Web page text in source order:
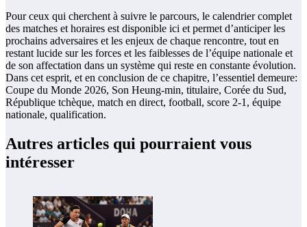
Pour ceux qui cherchent à suivre le parcours, le calendrier complet
des matches et horaires est disponible ici et permet d’anticiper les
prochains adversaires et les enjeux de chaque rencontre, tout en
restant lucide sur les forces et les faiblesses de l’équipe nationale et
de son affectation dans un système qui reste en constante évolution.
Dans cet esprit, et en conclusion de ce chapitre, l’essentiel demeure:
Coupe du Monde 2026, Son Heung-min, titulaire, Corée du Sud,
République tchèque, match en direct, football, score 2-1, équipe
nationale, qualification.
Autres articles qui pourraient vous
intéresser